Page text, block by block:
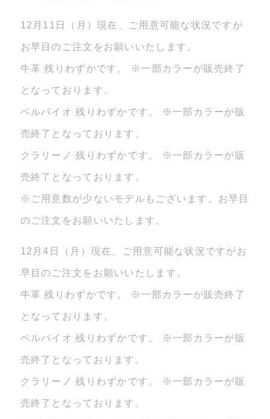
12月11日（月）現在、ご用意可能な状況ですが
お早目のご注文をお願いいたします。
牛革 残りわずかです。 ※一部カラーが販売終了
となっております。
ベルバイオ 残りわずかです。 ※一部カラーが販
売終了となっております。
クラリーノ 残りわずかです。 ※一部カラーが販
売終了となっております。
※ご用意数が少ないモデルもございます。お早目
のご注文をお願いいたします。
12月4日（月）現在、ご用意可能な状況ですがお
早目のご注文をお願いいたします。
牛革 残りわずかです。 ※一部カラーが販売終了
となっております。
ベルバイオ 残りわずかです。 ※一部カラーが販
売終了となっております。
クラリーノ 残りわずかです。 ※一部カラーが販
売終了となっております。